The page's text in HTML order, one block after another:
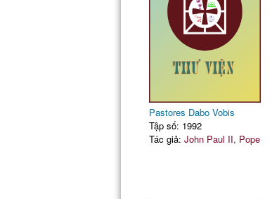
Pastores Dabo Vobis
Tập số: 1992
Tác giả: John Paul II, Pope